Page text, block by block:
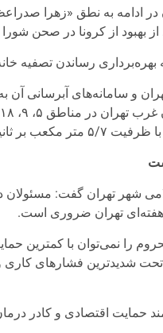
در ادامه به نطق «زهرا
بهبود از کرونا در صحن شورا
بهره‌برداری رساندن تصفیه
بهره‌برداری رسید.
شهر تهران گفت: مسئولان
تهران ضروری است.
را نمی‌توان با کمترین
شدیدترین فشارهای کاری و
حمایت اقتصادی و کادر